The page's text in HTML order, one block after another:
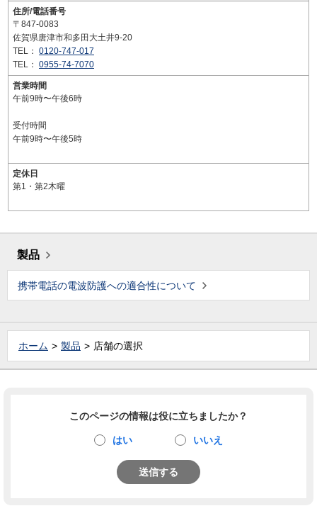
住所/電話番号
〒847-0083
佐賀県唐津市和多田大土井9-20
TEL： 0120-747-017
TEL： 0955-74-7070
営業時間
午前9時〜午後6時
受付時間
午前9時〜午後5時
定休日
第1・第2木曜
製品
携帯電話の電波防護への適合性について
ホーム 製品 店舗の選択
このページの情報は役に立ちましたか？
はい いいえ
送信する